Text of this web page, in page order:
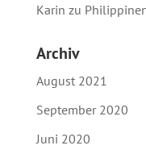
Karin zu
Archiv
August 2021
September 2020
Juni 2020